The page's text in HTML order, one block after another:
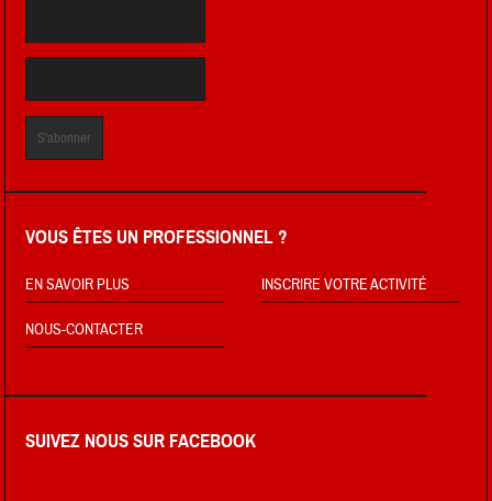
VOUS ÊTES UN PROFESSIONNEL ?
EN SAVOIR PLUS INSCRIRE VOTRE ACTIVITÉ
NOUS-CONTACTER
SUIVEZ NOUS SUR FACEBOOK